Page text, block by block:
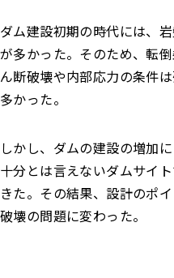
ダム建設初期の時代には、
が多かった。そのため、転
ん断破壊や内部応力の条件
多かった。
しかし、ダムの建設の増加
十分とは言えないダムサイ
きた。その結果、設計のポ
破壊の問題に変わった。